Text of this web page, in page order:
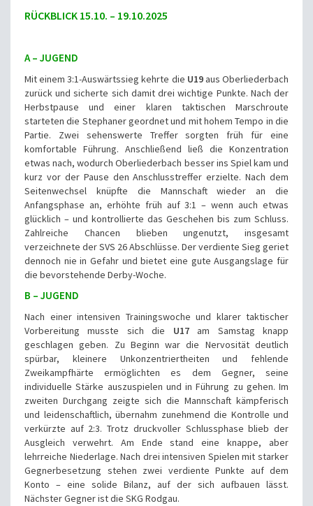
RÜCKBLICK 15.10. – 19.10.2025
A – JUGEND
Mit einem 3:1-Auswärtssieg kehrte die U19aus Oberliederbach
zurück und sicherte sich damit drei wichtige Punkte. Nach der
Herbstpause und einer klaren taktischen Marschroute
starteten die Stephaner geordnet und mit hohem Tempo in die
Partie. Zwei sehenswerte Treffer sorgten früh für eine
komfortable Führung. Anschließend ließ die Konzentration
etwas nach, wodurch Oberliederbach besser ins Spiel kam und
kurz vor der Pause den Anschlusstreffer erzielte. Nach dem
Seitenwechsel knüpfte die Mannschaft wieder an die
Anfangsphase an, erhöhte früh auf 3:1 – wenn auch etwas
glücklich – und kontrollierte das Geschehen bis zum Schluss.
Zahlreiche Chancen blieben ungenutzt, insgesamt
verzeichnete der SVS 26 Abschlüsse. Der verdiente Sieg geriet
dennoch nie in Gefahr und bietet eine gute Ausgangslage für
die bevorstehende Derby-Woche.
B – JUGEND
Nach einer intensiven Trainingswoche und klarer taktischer
Vorbereitung musste sich die U17am Samstag knapp
geschlagen geben. Zu Beginn war die Nervosität deutlich
spürbar, kleinere Unkonzentriertheiten und fehlende
Zweikampfhärte ermöglichten es dem Gegner, seine
individuelle Stärke auszuspielen und in Führung zu gehen. Im
zweiten Durchgang zeigte sich die Mannschaft kämpferisch
und leidenschaftlich, übernahm zunehmend die Kontrolle und
verkürzte auf 2:3. Trotz druckvoller Schlussphase blieb der
Ausgleich verwehrt. Am Ende stand eine knappe, aber
lehrreiche Niederlage. Nach drei intensiven Spielen mit starker
Gegnerbesetzung stehen zwei verdiente Punkte auf dem
Konto – eine solide Bilanz, auf der sich aufbauen lässt.
Nächster Gegner ist die SKG Rodgau.